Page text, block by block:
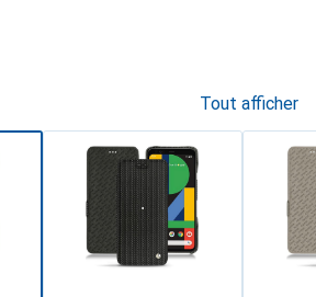
Tout afficher